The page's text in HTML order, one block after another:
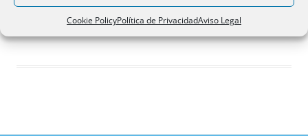
Cookie PolicyPolítica de PrivacidadAviso Legal
Registro
¿Has olvidado tu contraseña?